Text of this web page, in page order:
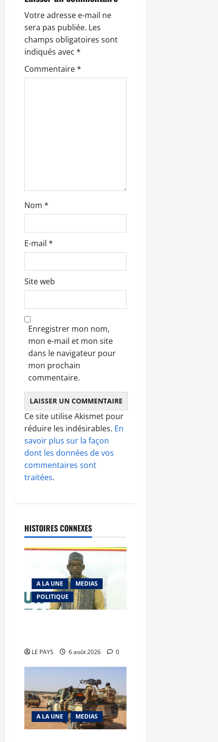
i
o
n
d
c
l
e
Votre adresse e-mail ne
sera pas publiée. Les
champs obligatoires sont
indiqués avec *
Commentaire*
Nom *
E-mail *
Site web
Enregistrer mon nom,
mon e-mail et mon site
dans le navigateur pour
mon prochain
commentaire.
Ce site utilise Akismet pour
réduire les indésirables. En
savoir plus sur la façon
dont les données de vos
commentaires sont
traitées.
HISTOIRES CONNEXES
A LA UNE
MEDIAS
POLITIQUE
LE PAYS 6 août 2026 0
A LA UNE MEDIAS